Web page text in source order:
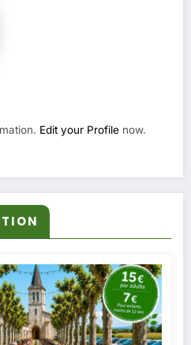
Edit your Profile now.